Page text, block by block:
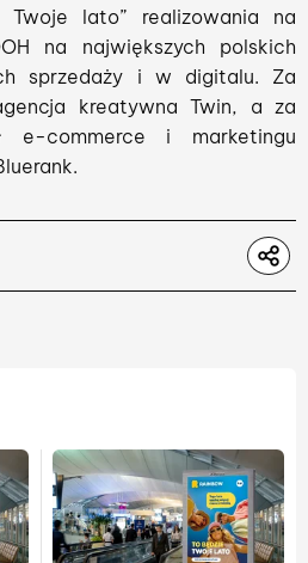
Twoje lato” realizowania na
na największych polskich
sprzedaży i w digitalu. Za
kreatywna Twin, a za
e-commerce i marketingu